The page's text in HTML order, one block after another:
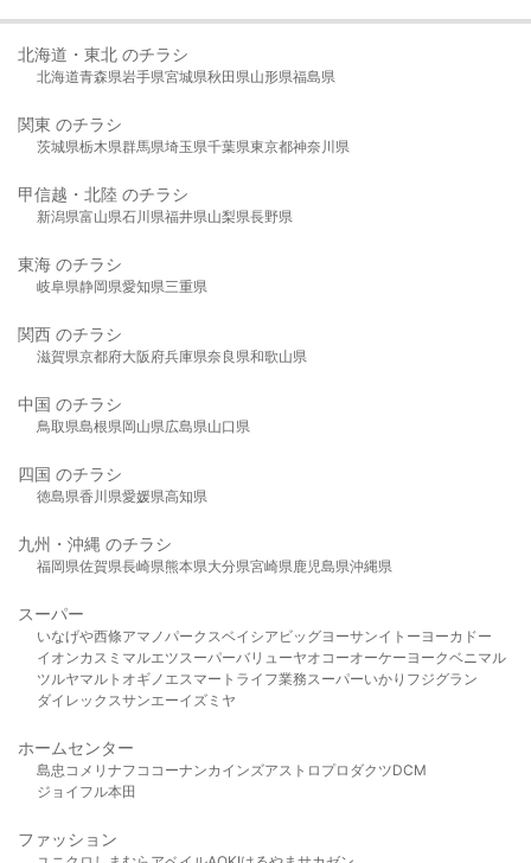
北海道・東北 のチラシ
北海道青森県岩手県宮城県秋田県山形県福島県
関東 のチラシ
茨城県栃木県群馬県埼玉県千葉県東京都神奈川県
甲信越・北陸 のチラシ
新潟県富山県石川県福井県山梨県長野県
東海 のチラシ
岐阜県静岡県愛知県三重県
関西 のチラシ
滋賀県京都府大阪府兵庫県奈良県和歌山県
中国 のチラシ
鳥取県島根県岡山県広島県山口県
四国 のチラシ
徳島県香川県愛媛県高知県
九州・沖縄 のチラシ
福岡県佐賀県長崎県熊本県大分県宮崎県鹿児島県沖縄県
スーパー
いなげや西條アマノパークスベイシア ビッグヨーサンイトーヨーカドー
イオンカスミ マルエツスーパーバリューヤオコーオーケー ヨークベニマル
ツルヤマルト オギノ エスマート ライフ業務スーパーいかり フジグラン
ダイレックスサンエーイズミヤ
ホームセンター
島忠 コメリ ナフコ コーナンカインズアストロプロダクツDCM
ジョイフル本田
ファッション